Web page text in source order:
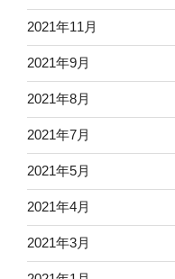
2021年11月
2021年9月
2021年8月
2021年7月
2021年5月
2021年4月
2021年3月